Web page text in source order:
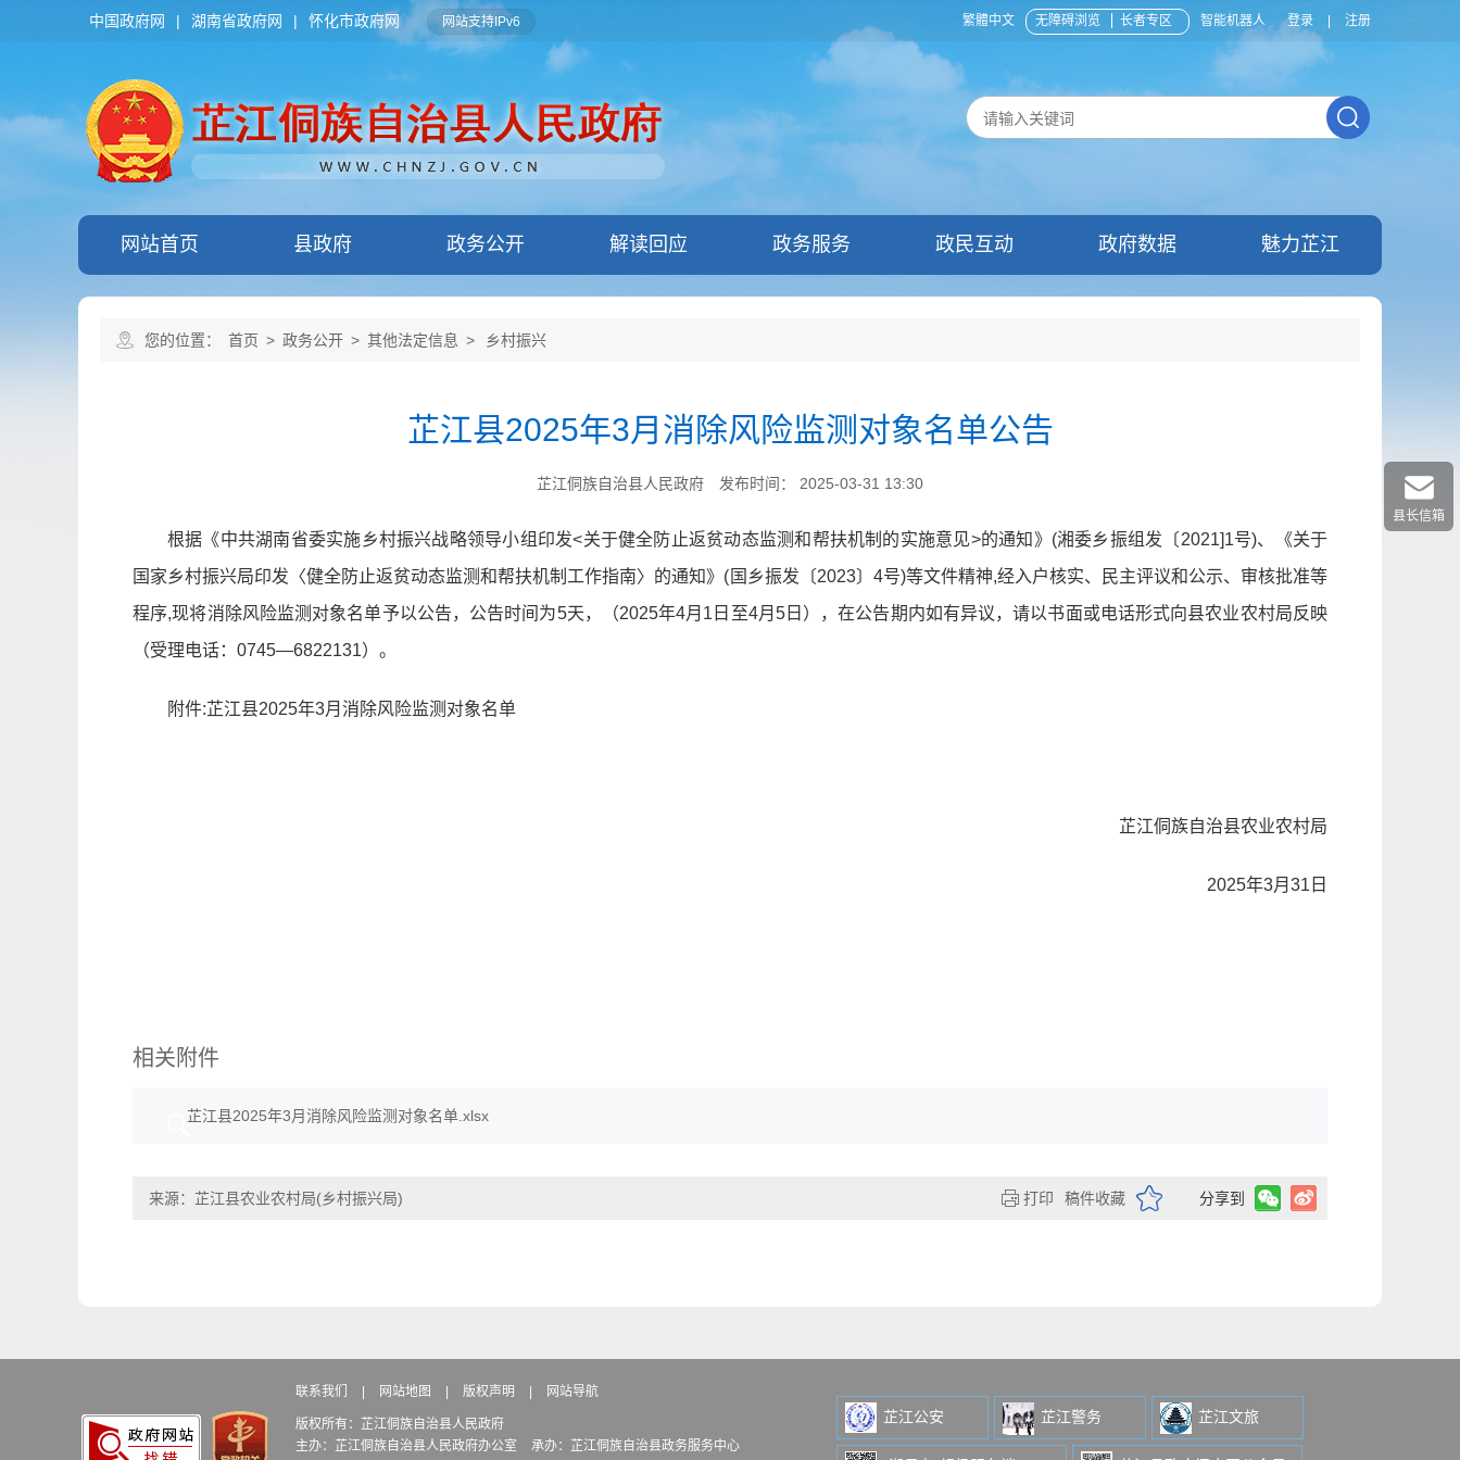
繁體中文 无障碍浏览 长者专区 智能机器人 登录 注册
中国政府网 | 湖南省政府网 | 怀化市政府网 网站支持IPv6
网站首页 县政府 政务公开 解读回应 政务服务 政民互动 政府数据 魅力芷江
您的位置： 首页 > 政务公开 > 其他法定信息 > 乡村振兴
芷江县2025年3月消除风险监测对象名单公告
芷江侗族自治县人民政府 发布时间： 2025-03-31 13:30
根据《中共湖南省委实施乡村振兴战略领导小组印发<关于健全防止返贫动态监测和帮扶机制的实施意见>的通知》(湘委乡振组发〔2021]1号)、《关于
国家乡村振兴局印发〈健全防止返贫动态监测和帮扶机制工作指南〉的通知》(国乡振发〔2023〕4号)等文件精神,经入户核实、民主评议和公示、审核批准等
程序,现将消除风险监测对象名单予以公告，公告时间为5天，（2025年4月1日至4月5日），在公告期内如有异议，请以书面或电话形式向县农业农村局反映
（受理电话：0745—6822131）。
附件:芷江县2025年3月消除风险监测对象名单
芷江侗族自治县农业农村局
2025年3月31日
相关附件
芷江县2025年3月消除风险监测对象名单.xlsx
稿件收藏 分享到
打印
来源：芷江县农业农村局(乡村振兴局)
联系我们 网站地图 版权声明 网站导航
版权所有：芷江侗族自治县人民政府
主办：芷江侗族自治县人民政府办公室
承办：芷江侗族自治县政务服务中心
芷江公安 芷江警务 芷江文旅
县长信箱